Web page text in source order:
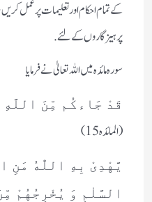
کے تمام احکام اور تعلیمات پر عمل
پرہیزگاروں کے لئے.
سورہ مائدہ میں اللہ تعالیٰ نے فرمایا
قَدْ جَاءكُم مِّنَ
(المائدہ 15)
یَّهْدِیْ بِهِ اللّٰهُ مَنِ
السَّلٰمِ وَ یُخْرِجُهُمْ